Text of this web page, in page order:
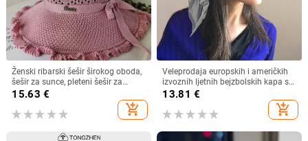
Ženski ribarski šešir širokog oboda,
šešir za sunce, pleteni šešir za
sunce, šešir za odmor na plaži, šešir
15.63 €
add_shopping_cart
Veleprodaja europskih i američkih
izvoznih ljetnih bejzbolskih kapa s
vezicom na leđima, vanjski šešir,
13.81 €
add_shopping_cart